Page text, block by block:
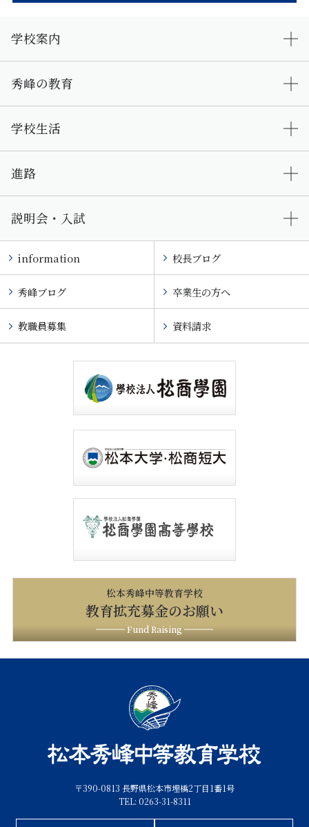
学校案内
秀峰の教育
学校生活
進路
説明会・入試
information 校長ブログ
秀峰ブログ 卒業生の方へ
教職員募集 資料請求
松本秀峰中等教育学校
教育拡充募金のお願い
Fund Raising
〒390-0813 長野県松本市埋橋2丁目1番1号
TEL: 0263-31-8311